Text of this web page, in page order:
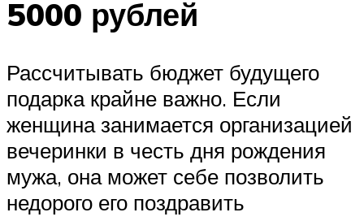
5000 рублей
Рассчитывать бюджет будущего
подарка крайне важно. Если
женщина занимается организацией
вечеринки в честь дня рождения
мужа, она может себе позволить
недорого его поздравить